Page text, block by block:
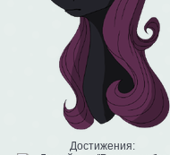
Достижения: